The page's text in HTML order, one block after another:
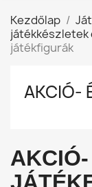
Kezdőlap
játékkészletek
játékfigurák
AKCIÓ-